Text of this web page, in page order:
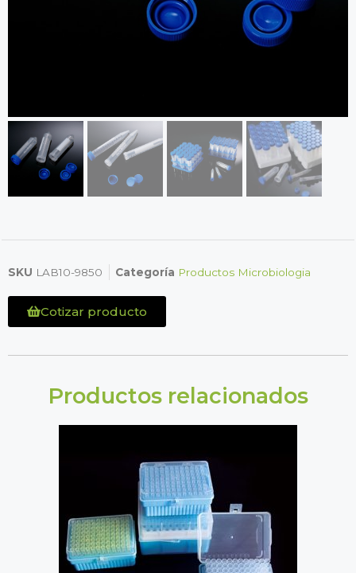
SKU LAB10-9850 Categoría Productos Microbiologia
Cotizar producto
Productos relacionados